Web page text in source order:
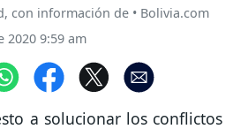
con información de • Bolivia.com
2020 9:59 am